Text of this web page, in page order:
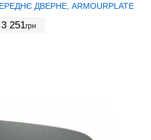
ДВЕРНЕ, ARMOURPLATE
3 251грн